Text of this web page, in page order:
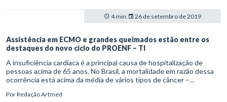
4 min. 26 de setembro de 2019
Assistência em ECMO e grandes queimados estão entre os
destaques do novo ciclo do PROENF – TI
A insuficiência cardíaca é a principal causa de hospitalização de
pessoas acima de 65 anos. No Brasil, a mortalidade em razão dessa
ocorrência está acima da média de vários tipos de câncer –
morte, já que se trata de uma complicação decorrente de outras
PorRedação Artmed